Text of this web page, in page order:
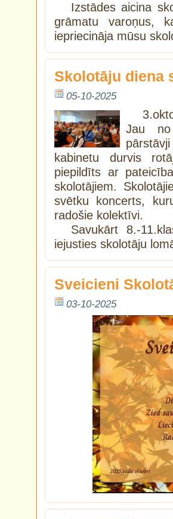
Izstādes aicina
grāmatu varoņus,
iepriecināja mūsu
Skolotāju diena
05-10-2025
Jau no
kabinetu durvis
piepildīts ar
skolotājiem.
svētku koncerts,
radošie kolektīvi.
Savukārt 8.-
iejusties skolotāju
Sveicieni
03-10-2025